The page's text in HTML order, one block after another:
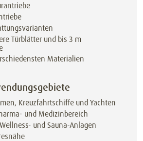
Türblätter und bis 3 m
Materialien
Kreuzfahrtschiffe und Yachten
und Medizinbereich
und Sauna-Anlagen